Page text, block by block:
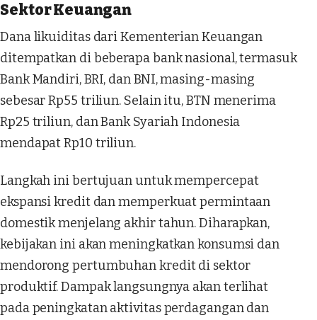
Sektor Keuangan
Dana likuiditas dari Kementerian Keuangan
ditempatkan di beberapa bank nasional, termasuk
Bank Mandiri, BRI, dan BNI, masing-masing
sebesar Rp55 triliun. Selain itu, BTN menerima
Rp25 triliun, dan Bank Syariah Indonesia
mendapat Rp10 triliun.
Langkah ini bertujuan untuk mempercepat
ekspansi kredit dan memperkuat permintaan
domestik menjelang akhir tahun. Diharapkan,
kebijakan ini akan meningkatkan konsumsi dan
mendorong pertumbuhan kredit di sektor
produktif. Dampak langsungnya akan terlihat
pada peningkatan aktivitas perdagangan dan